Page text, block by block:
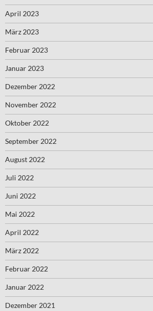
April 2023
März 2023
Februar 2023
Januar 2023
Dezember 2022
November 2022
Oktober 2022
September 2022
August 2022
Juli 2022
Juni 2022
Mai 2022
April 2022
März 2022
Februar 2022
Januar 2022
Dezember 2021